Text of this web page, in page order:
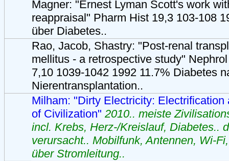
Magner: "Ernest Lyman Scott's work
reappraisal" Pharm Hist 19,3 103-108
über Diabetes..
Rao, Jacob, Shastry: "Post-renal
mellitus - a retrospective study"
7,10 1039-1042 1992 11.7% Diabetes
Nierentransplantation..
Milham: "Dirty Electricity: Electrification
of Civilization" 2010.. meiste
incl. Krebs, Herz-/Kreislauf, Diabetes..
verursacht.. Mobilfunk, Antennen, Wi-
über Stromleitung..